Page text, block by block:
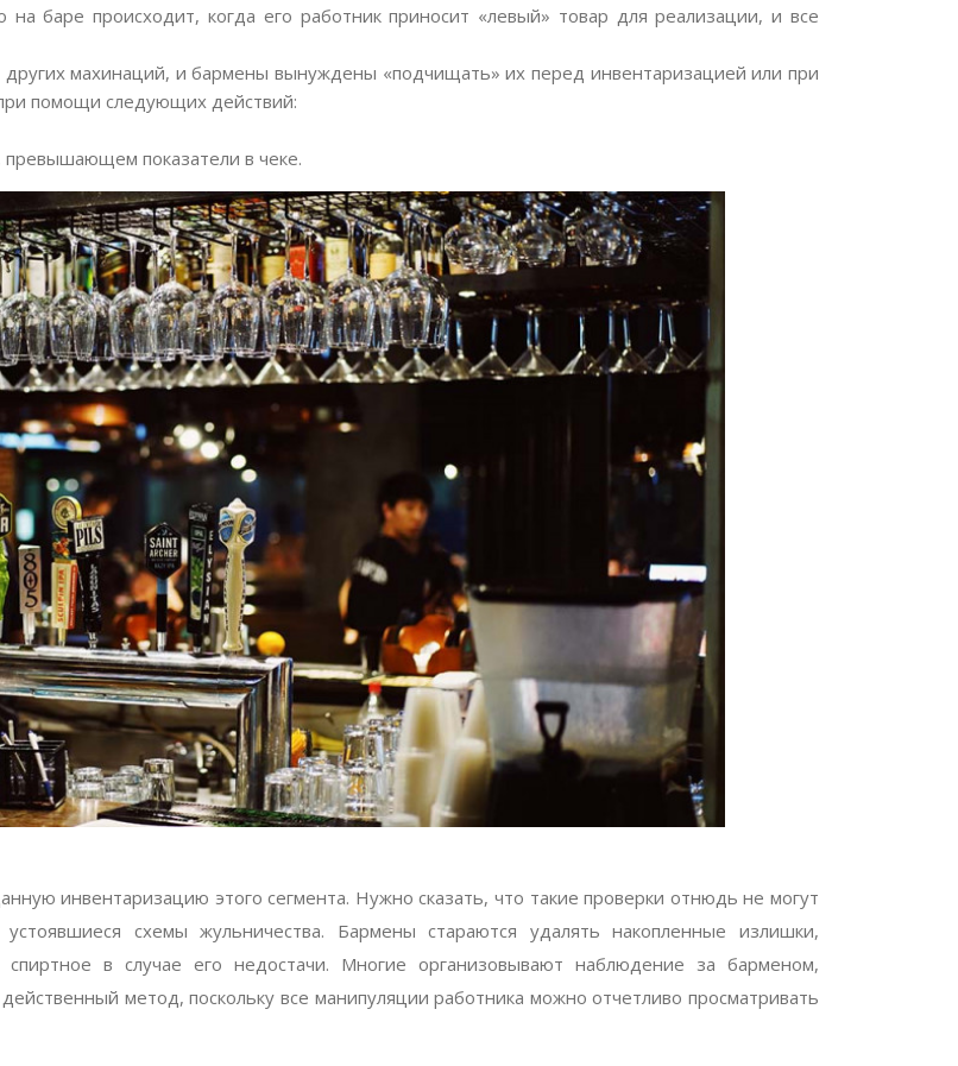
на баре происходит, когда его работник приносит «левый» товар для реализации, и все
махинаций, и бармены вынуждены «подчищать» их перед инвентаризацией или при
помощи следующих действий:
превышающем показатели в чеке.
инвентаризацию этого сегмента. Нужно сказать, что такие проверки отнюдь не могут
схемы жульничества. Бармены стараются удалять накопленные излишки,
в случае его недостачи. Многие организовывают наблюдение за барменом,
метод, поскольку все манипуляции работника можно отчетливо просматривать